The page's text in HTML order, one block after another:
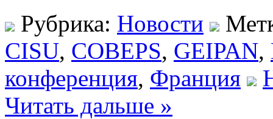
Рубрика: Новости
CISU, COBEPS, GEIPAN,
конференция, Франция
Читать дальше »